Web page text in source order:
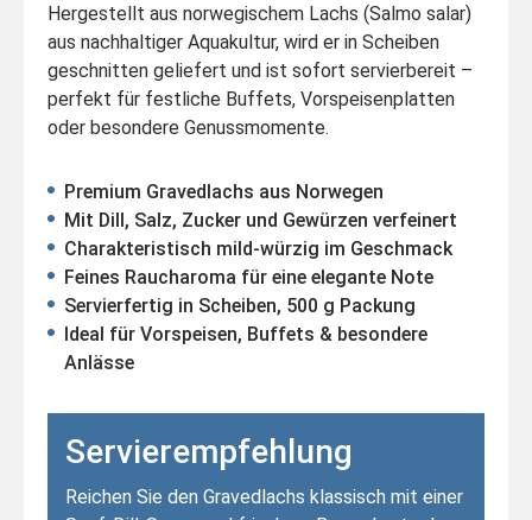
Hergestellt aus norwegischem Lachs (Salmo salar)
aus nachhaltiger Aquakultur, wird er in Scheiben
geschnitten geliefert und ist sofort servierbereit –
perfekt für festliche Buffets, Vorspeisenplatten
oder besondere Genussmomente.
Premium Gravedlachs aus Norwegen
Mit Dill, Salz, Zucker und Gewürzen verfeinert
Charakteristisch mild-würzig im Geschmack
Feines Raucharoma für eine elegante Note
Servierfertig in Scheiben, 500 g Packung
Ideal für Vorspeisen, Buffets & besondere
Anlässe
Servierempfehlung
Reichen Sie den Gravedlachs klassisch mit einer